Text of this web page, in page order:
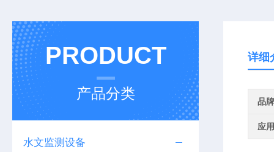
PRODUCT
产品分类
水文监测设备
详细
品牌
应